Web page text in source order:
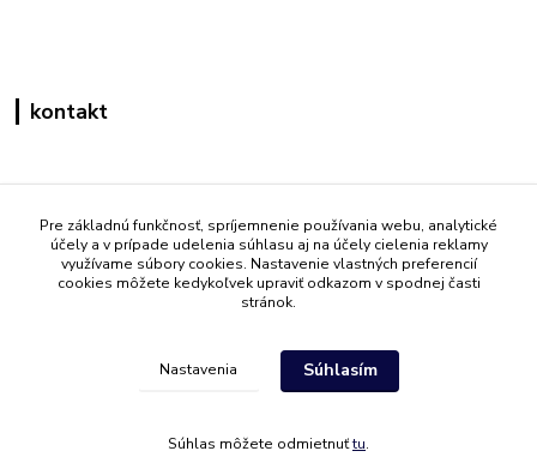
kontakt
+421 908 861 051
(Po - Pia 7:30-15:30)
info@mati.sk
Pre základnú funkčnosť, spríjemnenie používania webu, analytické
účely a v prípade udelenia súhlasu aj na účely cielenia reklamy
využívame súbory cookies. Nastavenie vlastných preferencií
cookies môžete kedykoľvek upraviť odkazom v spodnej časti
stránok.
Nastavenia Súhlasím
Súhlas môžete odmietnuťtu.